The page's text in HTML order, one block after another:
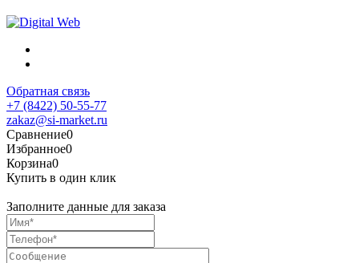
Обратная связь
+7 (8422) 50-55-77
zakaz@si-market.ru
Сравнение0
Избранное0
Корзина0
Купить в один клик
Заполните данные для заказа